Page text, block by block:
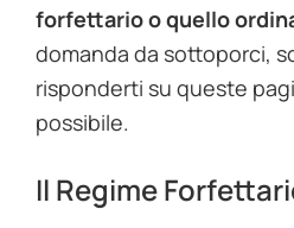
forfettario o quello
domanda da sottoporci,
risponderti su queste
possibile.
Il Regime